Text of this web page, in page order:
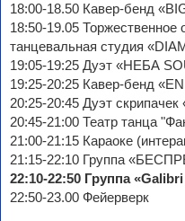
18:00-18.50 Кавер-бенд
18:50-19.05 Торжественное
танцевальная студия
19:05-19:25 Дуэт «НЕБА
19:25-20:25 Кавер-бенд
20:25-20:45 Дуэт
20:45-21:00 Театр танца
21:00-21:15 Караоке
21:15-22:10 Группа
22:10-22:50 Группа
22:50-23.00 Фейерверк